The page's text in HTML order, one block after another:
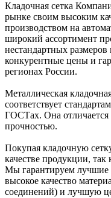
Кладочная сетка
рынке своим высоким
производством на
широкий ассортимент
нестандартных
конкурентные цены и
регионах России.
Металлическая
соответствует
ГОСТах. Она отличается
прочностью.
Покупая кладочную
качестве продукции,
Мы гарантируем лучшие
высокое качество
соединений) и лучшую